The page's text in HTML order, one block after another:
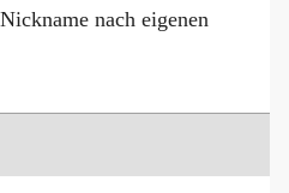
nach eigenen